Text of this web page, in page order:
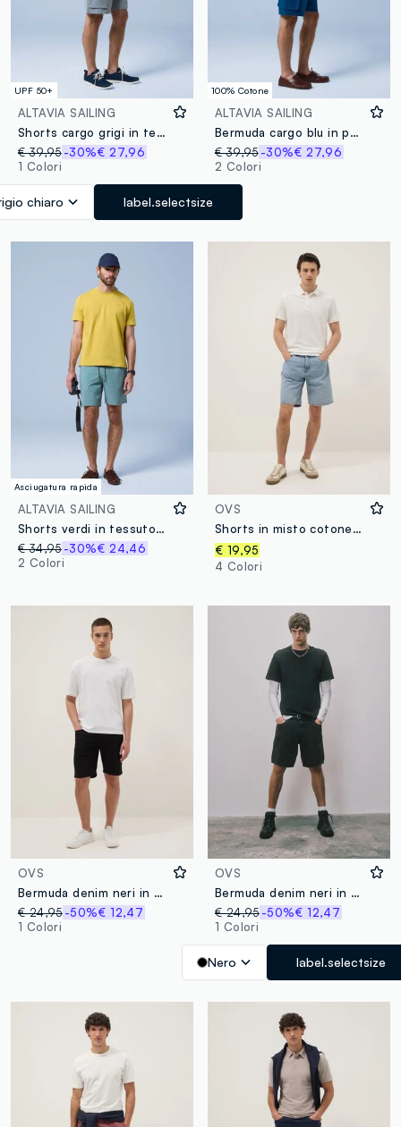
UPF 50+
ALTAVIA SAILING
Shorts cargo grigi in tessuto elasticizzato ALTAVIA SAILING
€ 39,95-30%€ 27,96
1 Colori
chiaro label.selectsize
100% Cotone
ALTAVIA SAILING
Bermuda cargo blu in puro cotone ALTAVIA SAILING
€ 39,95 -30%€ 27,96
2 Colori
Asciugatura rapida
ALTAVIA SAILING
Shorts verdi in tessuto elasticizzato ALTAVIA SAILING
€ 34,95-30%€ 24,46
2 Colori
OVS
Shorts in misto cotone denim azzurri slim fit
€ 19,95
4 Colori
OVS
Bermuda denim neri in cotone elasticizzato slim fit
€ 24,95-50%€ 12,47
1 Colori
OVS
Bermuda denim neri in misto cotone baggy fit
€ 24,95 -50%€ 12,47
1 Colori
Nero label.selectsize